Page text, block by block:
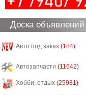
Доска объявлений
Авто под заказ (184)
Автозапчасти (11642)
Хобби, отдых (25981)